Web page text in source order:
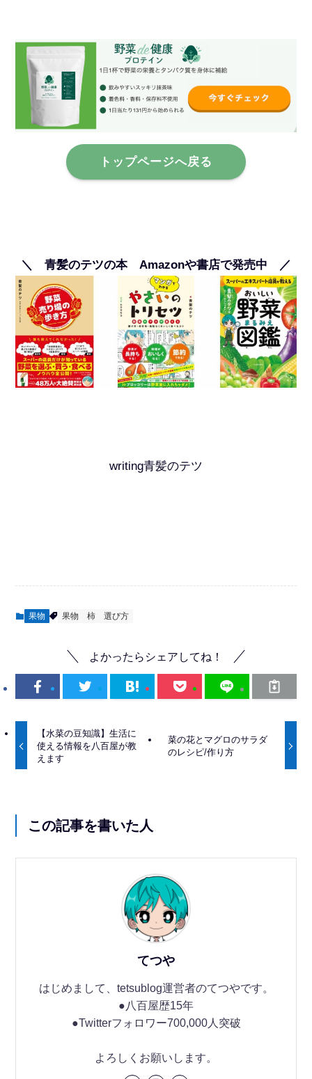
トップページへ戻る
＼ 青髪のテツの本 Amazonや書店で発売中 ／
writing青髪のテツ
果物 果物 柿 選び方
よかったらシェアしてね！
【水菜の豆知識】生活に
使える情報を八百屋が教
えます
菜の花とマグロのサラダ
のレシピ/作り方
この記事を書いた人
てつや
はじめまして、tetsublog運営者のてつやです。
●八百屋歴15年
●Twitterフォロワー700,000人突破
よろしくお願いします。